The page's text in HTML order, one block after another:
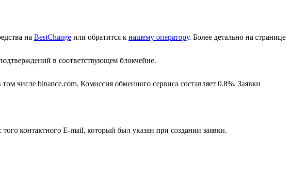
на BestChange или обратится к нашему оператору. Более детально на странице
в соответствующем блокчейне.
числе binance.com. Комиссия обменного сервиса составляет 0.8%. Заявки
контактного Е-mail, который был указан при создании заявки.